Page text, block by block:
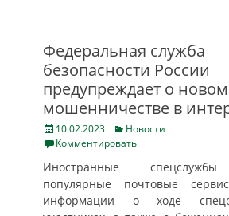
Федеральная служба
безопасности России
предупреждает о новом
мошенничестве в
Posted
on
10.02.2023 Categories
Новости
Комментировать
Иностранные
популярные почтовые
информации о ходе